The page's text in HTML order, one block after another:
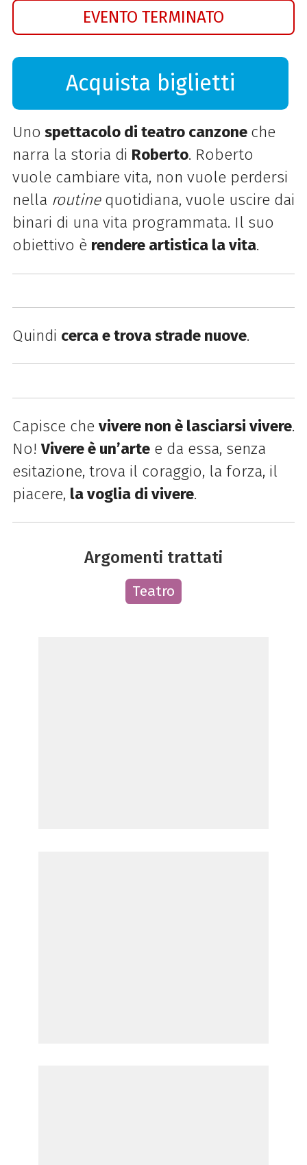
EVENTO TERMINATO
Acquista biglietti
Uno spettacolo di teatro canzone che
narra la storia di Roberto. Roberto
vuole cambiare vita, non vuole perdersi
nella routinequotidiana, vuole uscire dai
binari di una vita programmata. Il suo
obiettivo è rendere artistica la vita.
Quindi cerca e trova strade nuove.
Capisce che vivere non è lasciarsi vivere.
No!Vivere è un’artee da essa, senza
esitazione, trova il coraggio, la forza, il
piacere, la voglia di vivere.
Argomenti trattati
Teatro